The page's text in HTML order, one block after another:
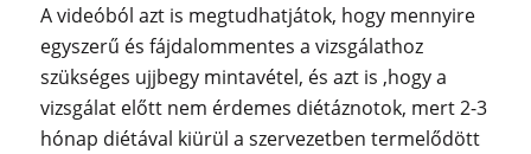
A videóból azt is megtudhatjátok, hogy mennyire
egyszerű és fájdalommentes a vizsgálathoz
szükséges ujjbegy mintavétel, és azt is ,hogy a
vizsgálat előtt nem érdemes diétáznotok, mert 2-3
hónap diétával kiürül a szervezetben termelődött